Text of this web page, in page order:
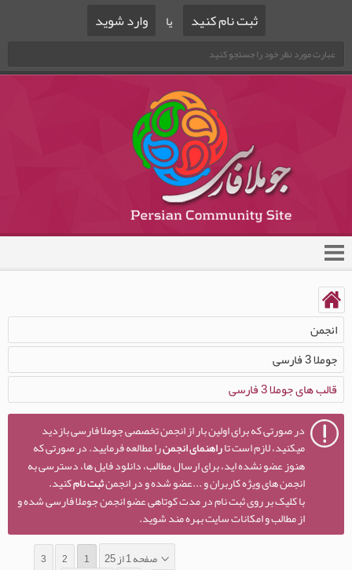
ثبت نام کنید یا وارد شوید
انجمن
جوملا 3 فارسی
قالب های جوملا 3 فارسی
در صورتی که برای اولین بار از انجمن تخصصی جوملا فارسی بازدید
میکنید، لازم است تاراهنمای انجمنرا مطالعه فرمایید. در صورتی که
هنوز عضو نشده اید، برای ارسال مطالب، دانلود فایل ها، دسترسی به
انجمن های ویژه کاربران و ...عضو شده و در انجمنثبت نامکنید.
با کلیک بر روی ثبت نام در مدت کوتاهی عضو انجمن جوملا فارسی شده و
از مطالب و امکانات سایت بهره مند شوید.
صفحه 1 از 25 1
2
3